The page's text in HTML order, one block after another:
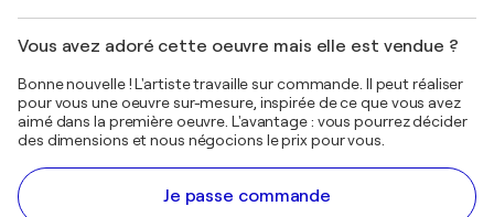
Vous avez adoré cette oeuvre mais elle est vendue ?
Bonne nouvelle ! L'artiste travaille sur commande. Il peut réaliser
pour vous une oeuvre sur-mesure, inspirée de ce que vous avez
aimé dans la première oeuvre. L'avantage : vous pourrez décider
des dimensions et nous négocions le prix pour vous.
Je passe commande